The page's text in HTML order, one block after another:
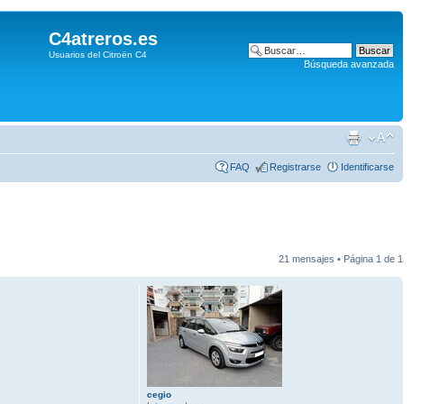
Búsqueda avanzada
C4atreros.es
Usuarios del Citroën C4
FAQ Registrarse Identificarse
21 mensajes • Página 1 de 1
cegio